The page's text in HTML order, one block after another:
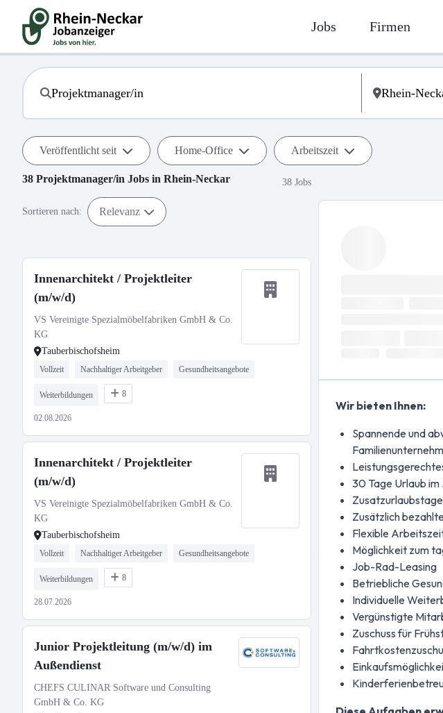
Jobs Firmen
Veröffentlicht seit Home-Office Arbeitszeit
38 Projektmanager/in Jobs in Rhein-Neckar 38 Jobs
Sortieren nach: Relevanz
Innenarchitekt / Projektleiter
(m/w/d)
VS Vereinigte Spezialmöbelfabriken GmbH & Co.
KG
Tauberbischofsheim
Vollzeit Nachhaltiger Arbeitgeber Gesundheitsangebote
Weiterbildungen 8
02.08.2026
Innenarchitekt / Projektleiter
(m/w/d)
VS Vereinigte Spezialmöbelfabriken GmbH & Co.
KG
Tauberbischofsheim
Vollzeit Nachhaltiger Arbeitgeber Gesundheitsangebote
Weiterbildungen 8
28.07.2026
Junior Projektleitung (m/w/d) im
Außendienst
CHEFS CULINAR Software und Consulting
GmbH & Co. KG